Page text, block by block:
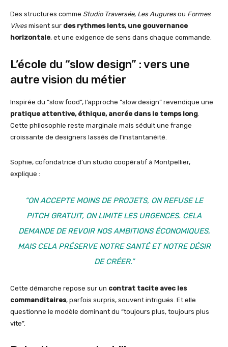
Des structures comme Studio Traversée, Les Augures ou Formes
Vives misent sur des rythmes lents, une gouvernance
horizontale, et une exigence de sens dans chaque commande.
L’école du “slow design” : vers une
autre vision du métier
Inspirée du “slow food”, l’approche “slow design” revendique une
pratique attentive, éthique, ancrée dans le temps long
Cette philosophie reste marginale mais séduit une frange
croissante de designers lassés de l’instantanéité.
Sophie, cofondatrice d’un studio coopératif à Montpellier,
explique :
“ON ACCEPTE MOINS DE PROJETS, ON REFUSE LE
PITCH GRATUIT, ON LIMITE LES URGENCES. CELA
DEMANDE DE REVOIR NOS AMBITIONS ÉCONOMIQUES,
MAIS CELA PRÉSERVE NOTRE SANTÉ ET NOTRE DÉSIR
DE CRÉER.”
Cette démarche repose sur un contrat tacite avec les
commanditaires, parfois surpris, souvent intrigués. Et elle
questionne le modèle dominant du “toujours plus, toujours plus
vite”.